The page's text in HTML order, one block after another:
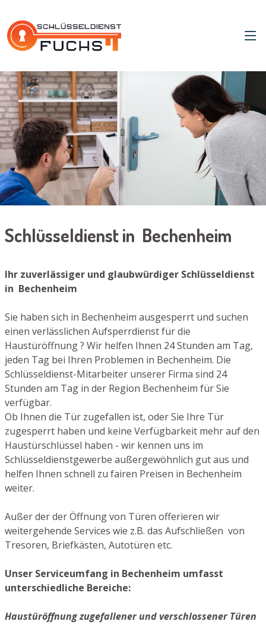
Schlüsseldienst in Bechenheim
Ihr zuverlässiger und glaubwürdiger Schlüsseldienst
in Bechenheim
Sie haben sich in Bechenheim ausgesperrt und suchen
einen verlässlichen Aufsperrdienst für die
Haustüröffnung ? Wir helfen Ihnen 24 Stunden am Tag,
jeden Tag bei Ihren Problemen in Bechenheim. Die
Schlüsseldienst-Mitarbeiter unserer Firma sind 24
Stunden am Tag in der Region Bechenheim für Sie
verfügbar.
Ob Ihnen die Tür zugefallen ist, oder Sie Ihre Tür
zugesperrt haben und keine Verfügbarkeit mehr auf den
Haustürschlüssel haben - wir kennen uns im
Schlüsseldienstgewerbe außergewöhnlich gut aus und
helfen Ihnen schnell zu fairen Preisen in Bechenheim
weiter.
Außer der der Öffnung von Türen offerieren wir
weitergehende Services wie z.B. das Aufschließen von
Tresoren, Briefkästen, Autotüren etc.
Unser Serviceumfang in Bechenheim umfasst
unterschiedliche Bereiche:
Haustüröffnung zugefallener und verschlossener Türen